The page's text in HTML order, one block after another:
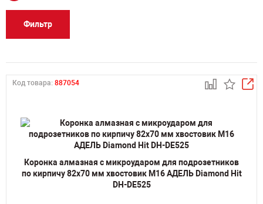
Фильтр
Код товара: 887054
Коронка алмазная с микроударом для подрозетников
по кирпичу 82х70 мм хвостовик M16 АДЕЛЬ Diamond Hit
DH-DE525